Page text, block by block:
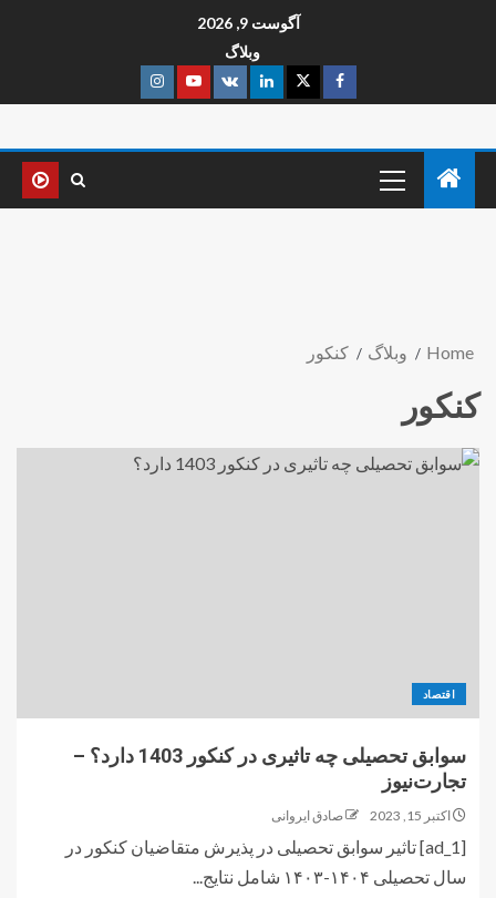
آگوست 9, 2026
وبلاگ
Home وبلاگ کنکور
کنکور
اقتصاد
سوابق تحصیلی چه تاثیری در کنکور 1403 دارد؟ –
تجارت‌نیوز
اکتبر 15, 2023 صادق ایروانی
[ad_1] تاثیر سوابق تحصیلی در پذیرش متقاضیان کنکور در
سال تحصیلی ۱۴۰۴-۱۴۰۳ شامل نتایج...